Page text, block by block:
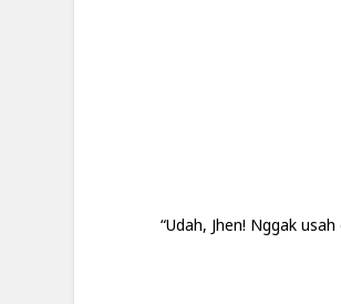
“Udah, Jhen! Nggak